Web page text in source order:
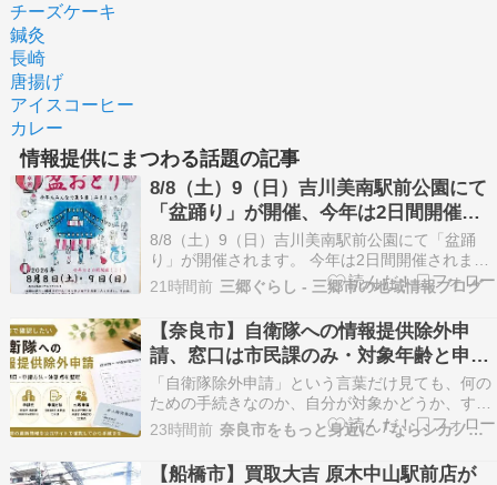
チーズケーキ
鍼灸
長崎
唐揚げ
アイスコーヒー
カレー
情報提供にまつわる話題の記事
8/8（土）9（日）吉川美南駅前公園にて
「盆踊り」が開催、今年は2日間開催
【2026】
8/8（土）9（日）吉川美南駅前公園にて「盆踊
り」が開催されます。 今年は2日間開催されます
よ。 【広告・スポンサーリンク】 吉川美南駅前
公園 盆踊り 日程：2026年8月8日（土）9日
（日） 時間：10時〜20時 ※荒天中止 場所：吉川
美南駅前公園 アクセス 吉川美南駅前公園…
21時間前 三郷ぐらし - 三郷市の地域情報ブログ
【奈良市】自衛隊への情報提供除外申
請、窓口は市民課のみ・対象年齢と申請
方法
「自衛隊除外申請」という言葉だけ見ても、何の
ための手続きなのか、自分が対象かどうか、すぐ
には分かりにくいですよね。 奈良市の地域情報メ
ディア『ならシカノオト』のエリア担当ライタ
ー、アキヒロです。わたしも最初に「除外申請」
23時間前 奈良市をもっと身近に『ならシカノオト』
【船橋市】買取大吉 原木中山駅前店が